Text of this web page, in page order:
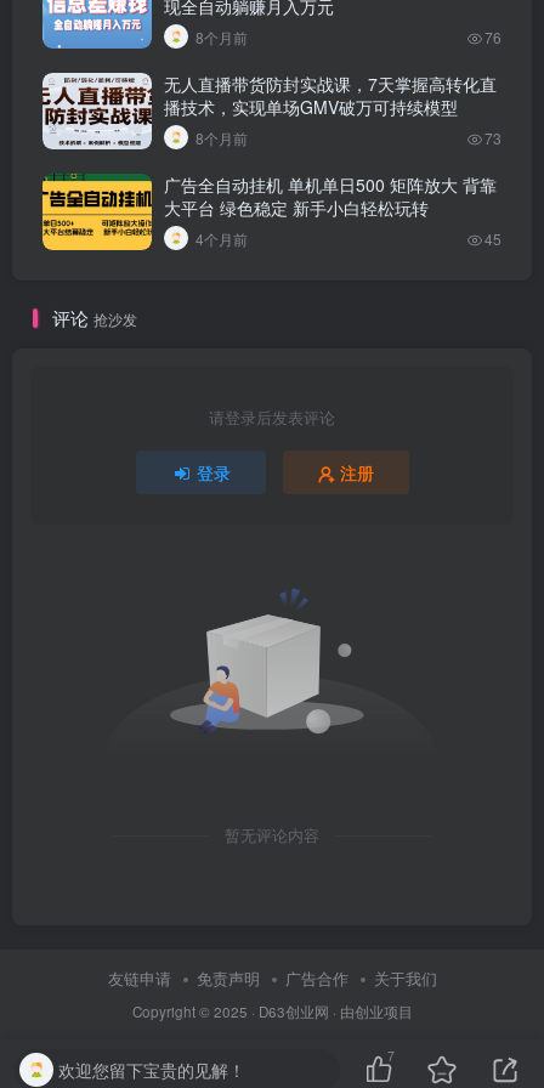
现全自动躺赚月入万元
8个月前 76
无人直播带货防封实战课，7天掌握高转化直
播技术，实现单场GMV破万可持续模型
8个月前 73
广告全自动挂机 单机单日500 矩阵放大 背靠
大平台 绿色稳定 新手小白轻松玩转
4个月前 45
评论 抢沙发
请登录后发表评论
登录 注册
暂无评论内容
友链申请 免责声明 广告合作 关于我们
Copyright © 2025 · D63创业网 · 由创业项目
欢迎您留下宝贵的见解！
7